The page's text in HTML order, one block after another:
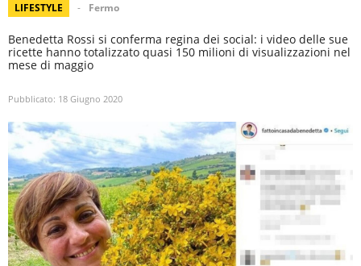
LIFESTYLE Fermo
Benedetta Rossi si conferma regina dei social: i video delle sue
ricette hanno totalizzato quasi 150 milioni di visualizzazioni nel
mese di maggio
Pubblicato: 18 Giugno 2020